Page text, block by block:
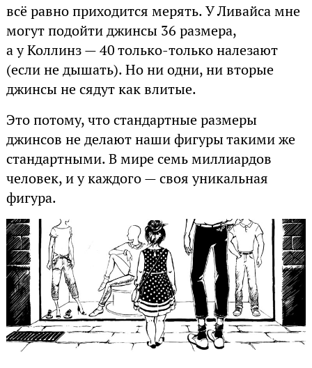
всё равно приходится мерять. У Ливайса мне
могут подойти джинсы 36 размера,
а у Коллинз — 40 только-только налезают
(если не дышать). Но ни одни, ни вторые
джинсы не сядут как влитые.
Это потому, что стандартные размеры
джинсов не делают наши фигуры такими же
стандартными. В мире семь миллиардов
человек, и у каждого — своя уникальная
фигура.